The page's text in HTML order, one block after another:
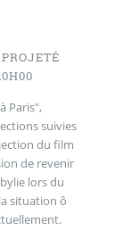
Paris",
suivies
du film
de revenir
lors du
situation ô